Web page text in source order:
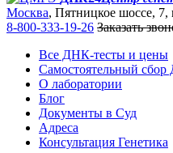
Москва, Пятницкое шоссе, 7,
8-800-333-19-26 Заказать
Все ДНК-тесты и цены
Самостоятельный
О лаборатории
Блог
Документы в Суд
Адреса
Консультация Генетика